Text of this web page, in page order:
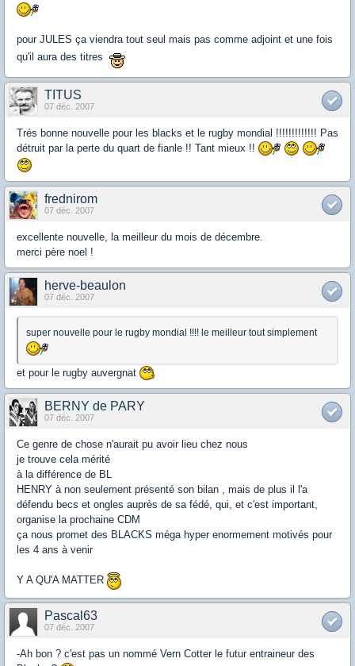
pour JULES ça viendra tout seul mais pas comme adjoint et une fois
qu'il aura des titres
TITUS
07 déc. 2007
Trés bonne nouvelle pour les blacks et le rugby mondial !!!!!!!!!!!!! Pas
détruit par la perte du quart de fianle !! Tant mieux !!
frednirom
07 déc. 2007
excellente nouvelle, la meilleur du mois de décembre.
merci père noel !
herve-beaulon
07 déc. 2007
super nouvelle pour le rugby mondial !!!! le meilleur tout simplement
et pour le rugby auvergnat
BERNY de PARY
07 déc. 2007
Ce genre de chose n'aurait pu avoir lieu chez nous
je trouve cela mérité
à la différence de BL
HENRY à non seulement présenté son bilan , mais de plus il l'a
défendu becs et ongles auprès de sa fédé, qui, et c'est important,
organise la prochaine CDM
ça nous promet des BLACKS méga hyper enormement motivés pour
les 4 ans à venir
Y A QU'A MATTER
Pascal63
07 déc. 2007
-Ah bon ? c'est pas un nommé Vern Cotter le futur entraineur des